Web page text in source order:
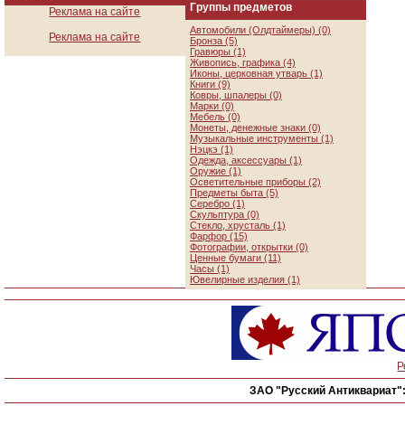
Реклама на сайте
Реклама на сайте
Группы предметов
Автомобили (Олдтаймеры) (0)
Бронза (5)
Гравюры (1)
Живопись, графика (4)
Иконы, церковная утварь (1)
Книги (9)
Ковры, шпалеры (0)
Марки (0)
Мебель (0)
Монеты, денежные знаки (0)
Музыкальные инструменты (1)
Нэцкэ (1)
Одежда, аксессуары (1)
Оружие (1)
Осветительные приборы (2)
Предметы быта (5)
Серебро (1)
Скульптура (0)
Стекло, хрусталь (1)
Фарфор (15)
Фотографии, открытки (0)
Ценные бумаги (11)
Часы (1)
Ювелирные изделия (1)
ЗАО "Русский Антиквариат":